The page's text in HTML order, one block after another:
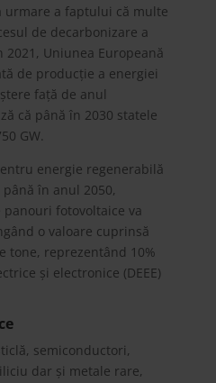
urmare a faptului că multe
de decarbonizare a
Uniunea Europeană
de producție a energiei
față de anul
că până în 2030 statele
GW.
energie regenerabilă
până în anul 2050,
fotovoltaice va
o valoare cuprinsă
tone, reprezentând 10%
și electronice (DEEE)
semiconductori,
dar și metale rare,